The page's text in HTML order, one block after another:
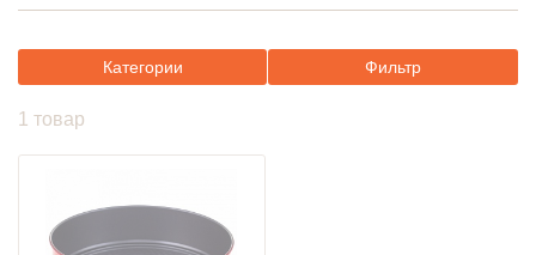
Категории Фильтр
1 товар